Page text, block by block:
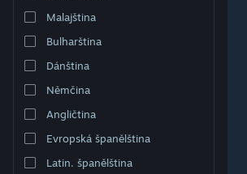
Malajština
Bulharština
Dánština
Němčina
Angličtina
Evropská španělština
Latin. španělština